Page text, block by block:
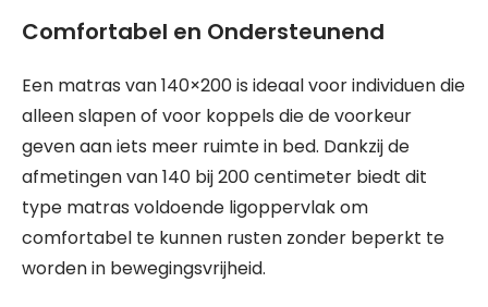
Comfortabel en Ondersteunend
Een matras van 140×200 is ideaal voor individuen die
alleen slapen of voor koppels die de voorkeur
geven aan iets meer ruimte in bed. Dankzij de
afmetingen van 140 bij 200 centimeter biedt dit
type matras voldoende ligoppervlak om
comfortabel te kunnen rusten zonder beperkt te
worden in bewegingsvrijheid.